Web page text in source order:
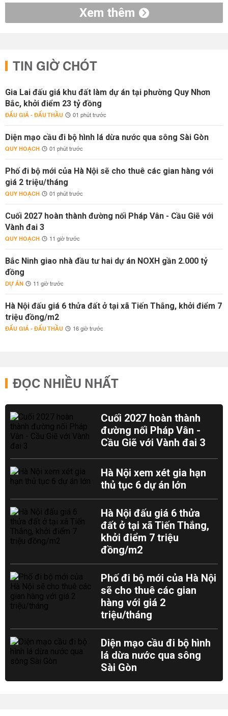
Xem thêm
TIN GIỜ CHÓT
Gia Lai đấu giá khu đất làm dự án tại phường Quy Nhơn
Bắc, khởi điểm 23 tỷ đồng
ĐẤU GIÁ - ĐẤU THẦU 01 phút trước
Diện mạo cầu đi bộ hình lá dừa nước qua sông Sài Gòn
QUY HOẠCH 01 phút trước
Phố đi bộ mới của Hà Nội sẽ cho thuê các gian hàng với
giá 2 triệu/tháng
QUY HOẠCH 01 phút trước
Cuối 2027 hoàn thành đường nối Pháp Vân - Cầu Giẽ với
Vành đai 3
QUY HOẠCH 11 giờ trước
Bắc Ninh giao nhà đầu tư hai dự án NOXH gần 2.000 tỷ
đồng
DỰ ÁN 11 giờ trước
Hà Nội đấu giá 6 thửa đất ở tại xã Tiến Thắng, khởi điểm 7
triệu đồng/m2
ĐẤU GIÁ - ĐẤU THẦU 16 giờ trước
ĐỌC NHIỀU NHẤT
Cuối 2027 hoàn thành
đường nối Pháp Vân -
Cầu Giẽ với Vành đai 3
Hà Nội xem xét gia hạn
thủ tục 6 dự án lớn
Hà Nội đấu giá 6 thửa
đất ở tại xã Tiến Thắng,
khởi điểm 7 triệu
đồng/m2
Phố đi bộ mới của Hà Nội
sẽ cho thuê các gian
hàng với giá 2
triệu/tháng
Diện mạo cầu đi bộ hình
lá dừa nước qua sông
Sài Gòn